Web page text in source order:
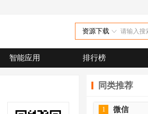
资源下载
智能应用 排行榜
同类推荐
1 微信